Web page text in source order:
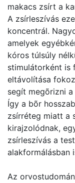
makacs zsírt a
A zsírleszívás
koncentrál.
amelyek
kóros túlsúly
stimulátorként is
eltávolítása
segít megõrizni
Így a bõr
zsírréteg miatt a
kirajzolódnak,
zsírleszívás a
alakformálásban
Az